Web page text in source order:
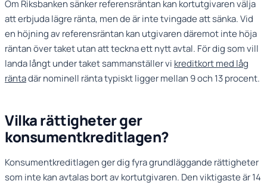
Om Riksbanken sänker referensräntan kan kortutgivaren välja
att erbjuda lägre ränta, men de är inte tvingade att sänka. Vid
en höjning av referensräntan kan utgivaren däremot inte höja
räntan över taket utan att teckna ett nytt avtal. För dig som vill
landa långt under taket sammanställer vi kreditkort med låg
räntadär nominell ränta typiskt ligger mellan 9 och 13 procent.
Vilka rättigheter ger
konsumentkreditlagen?
Konsumentkreditlagen ger dig fyra grundläggande rättigheter
som inte kan avtalas bort av kortutgivaren. Den viktigaste är 14